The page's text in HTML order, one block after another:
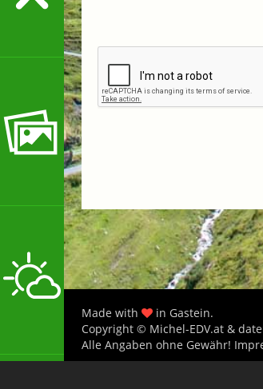
Made with
in Gastein.
Copyright © Michel-EDV.at &
Alle Angaben ohne Gewähr!